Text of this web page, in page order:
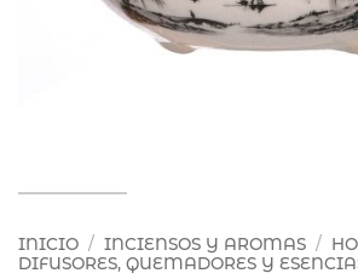
INICIO / INCIENSOS Y AROMAS /
DIFUSORES, QUEMADORES Y